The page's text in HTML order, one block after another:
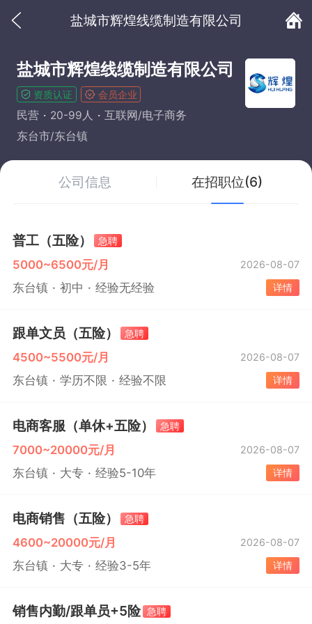
盐城市辉煌线缆制造有限公司
盐城市辉煌线缆制造有限公司
资质认证 会员企业
民营 20-99人
互联网/电子商务
东台市/东台镇
公司信息 在招职位(6)
普工（五险） 急聘
5000~6500元/月 2026-08-07
东台镇 初中 经验无经验 详情
跟单文员（五险） 急聘
4500~5500元/月 2026-08-07
东台镇 学历不限 经验不限 详情
电商客服（单休+五险） 急聘
7000~20000元/月 2026-08-07
东台镇 大专 经验5-10年 详情
电商销售（五险） 急聘
4600~20000元/月 2026-08-07
东台镇 大专 经验3-5年 详情
销售内勤/跟单员+5险 急聘